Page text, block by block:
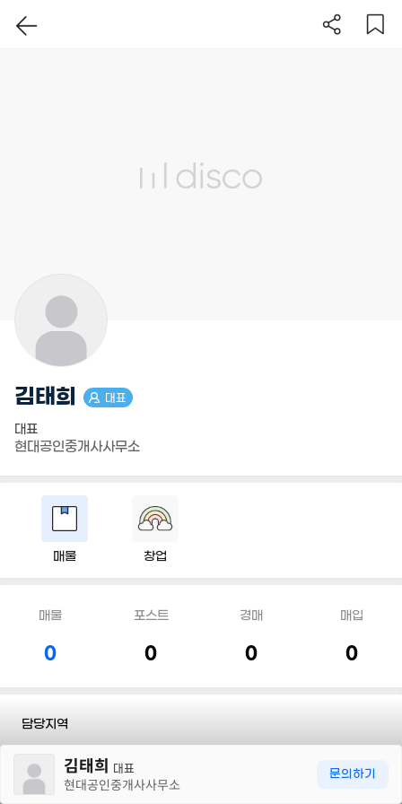
김태희 대표
대표
현대공인중개사사무소
매물 창업
매물
0
포스트
0
경매
0
매입
0
담당지역
전문유형김태희 대표
현대공인중개사사무소
문의하기